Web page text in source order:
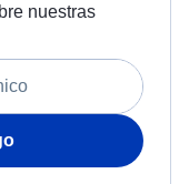
nuestras